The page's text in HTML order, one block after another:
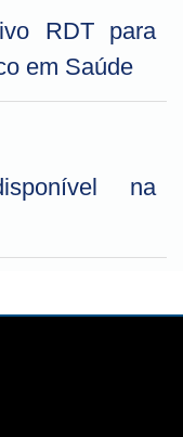
RDT para
em Saúde
na